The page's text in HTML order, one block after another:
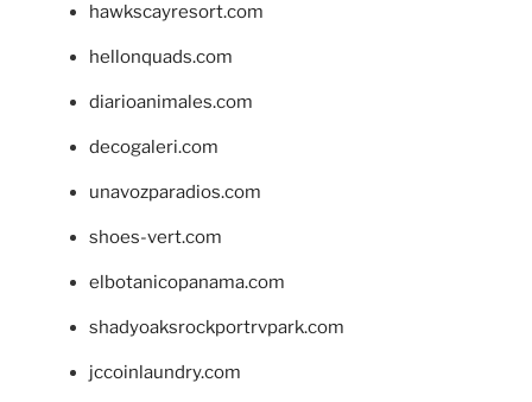
hawkscayresort.com
hellonquads.com
diarioanimales.com
decogaleri.com
unavozparadios.com
shoes-vert.com
elbotanicopanama.com
shadyoaksrockportrvpark.com
jccoinlaundry.com